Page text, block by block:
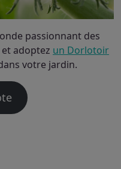
passionnant des
et adoptez un Dorlotoir
votre jardin.